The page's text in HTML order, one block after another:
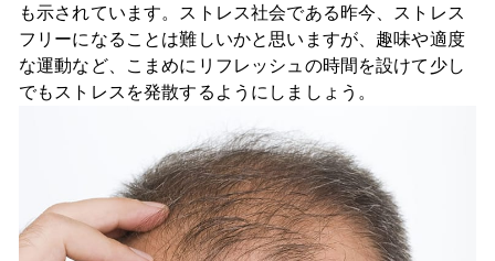
も示されています。ストレス社会である昨今、ストレス
フリーになることは難しいかと思いますが、趣味や適度
な運動など、こまめにリフレッシュの時間を設けて少し
でもストレスを発散するようにしましょう。